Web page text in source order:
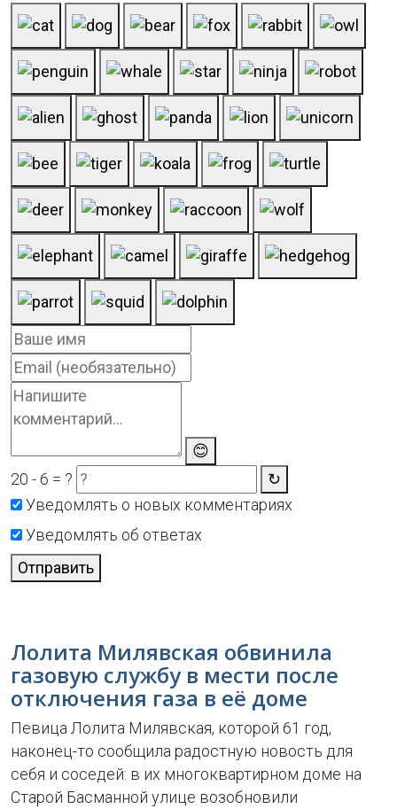
😊
20 - 6 = ?
↻
Уведомлять о новых комментариях
Уведомлять об ответах
Отправить
Лолита Милявская обвинила
газовую службу в мести после
отключения газа в её доме
Певица Лолита Милявская, которой 61 год,
наконец-то сообщила радостную новость для
себя и соседей: в их многоквартирном доме на
Старой Басманной улице возобновили